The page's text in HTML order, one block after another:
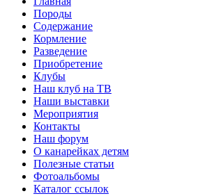
Породы
Содержание
Кормление
Разведение
Приобретение
Клубы
Наш клуб на ТВ
Наши выставки
Мероприятия
Контакты
Наш форум
О канарейках детям
Полезные статьи
Фотоальбомы
Каталог ссылок